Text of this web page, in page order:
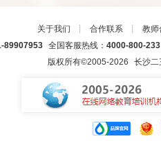
关于我们 ┊ 合作联系 ┊ 教师
89907953全国客服热线： 4000-800-233
版权所有©2005-2026 长沙二